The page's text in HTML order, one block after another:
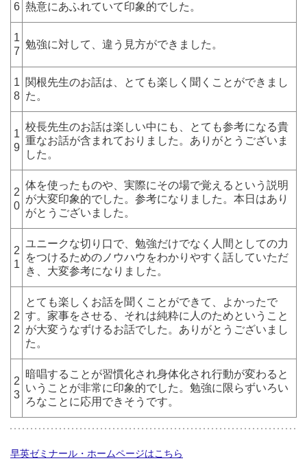
6 熱意にあふれていて印象的でした。
1
7
勉強に対して、違う見方ができました。
1
8
関根先生のお話は、とても楽しく聞くことができまし
た。
1
9
校長先生のお話は楽しい中にも、とても参考になる貴
重なお話が含まれておりました。ありがとうございま
した。
2
0
体を使ったものや、実際にその場で覚えるという説明
が大変印象的でした。参考になりました。本日はあり
がとうございました。
2
1
ユニークな切り口で、勉強だけでなく人間としての力
をつけるためのノウハウをわかりやすく話していただ
き、大変参考になりました。
2
2
とても楽しくお話を聞くことができて、よかったで
す。家事をさせる、それは純粋に人のためということ
が大変うなずけるお話でした。ありがとうございまし
た。
2
3
暗唱することが習慣化され身体化され行動が変わると
いうことが非常に印象的でした。勉強に限らずいろい
ろなことに応用できそうです。
早英ゼミナール・ホームページはこちら